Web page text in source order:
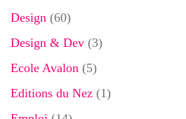
Design (60)
Design & Dev (3)
Ecole Avalon (5)
Editions du Nez (1)